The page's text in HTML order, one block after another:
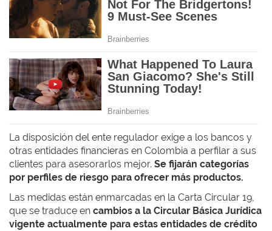
La disposición del ente regulador exige a los bancos y
otras entidades financieras en Colombia a perfilar a sus
clientes para asesorarlos mejor. Se fijarán categorías
por perfiles de riesgo para ofrecer más productos.
Las medidas están enmarcadas en la Carta Circular 19,
que se traduce en cambios a la Circular Básica Jurídica
vigente actualmente para estas entidades de crédito